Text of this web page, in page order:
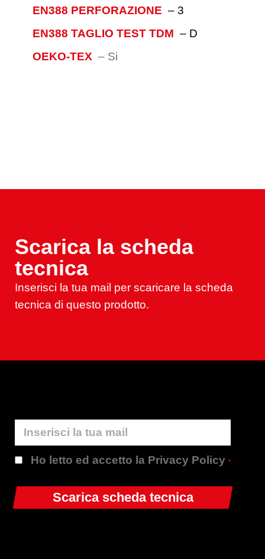
EN388 PERFORAZIONE – 3
EN388 TAGLIO TEST TDM – D
OEKO-TEX – Si
Scarica la scheda
tecnica
Inserisci la tua mail per scaricare la scheda
tecnica di questo prodotto.
Ho letto ed accetto la Privacy Policy*